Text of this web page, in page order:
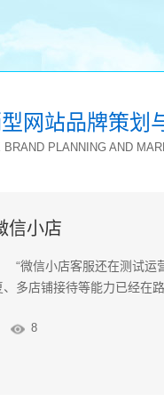
网站品牌策划
PLANNING AND
信小店
“微信小店客服还在测试运
、多店铺接待等能力已经在
8